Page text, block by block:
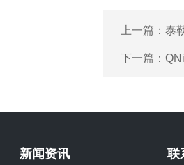
上一篇： 泰
下一篇：
新闻资讯 联